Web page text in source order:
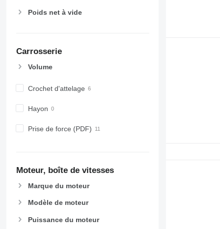
Poids net à vide
Carrosserie
Volume
Crochet d'attelage
Hayon
Prise de force (PDF)
Moteur, boîte de vitesses
Marque du moteur
Modèle de moteur
Puissance du moteur